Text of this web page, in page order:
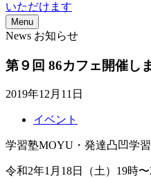
いただけます
Menu
News お知らせ
第９回 86カフェ開催し
2019年12月11日
イベント
学習塾MOYU・発達凸凹学習
令和2年1月18日（土）19時